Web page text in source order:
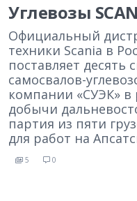
Углевозы
Официальный
техники Scania в
поставляет
самосвалов-
компании «СУЭК» в
добычи
партия из пяти
для работ на
5 0